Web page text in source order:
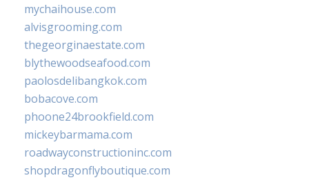
mychaihouse.com
alvisgrooming.com
thegeorginaestate.com
blythewoodseafood.com
paolosdelibangkok.com
bobacove.com
phoone24brookfield.com
mickeybarmama.com
roadwayconstructioninc.com
shopdragonflyboutique.com